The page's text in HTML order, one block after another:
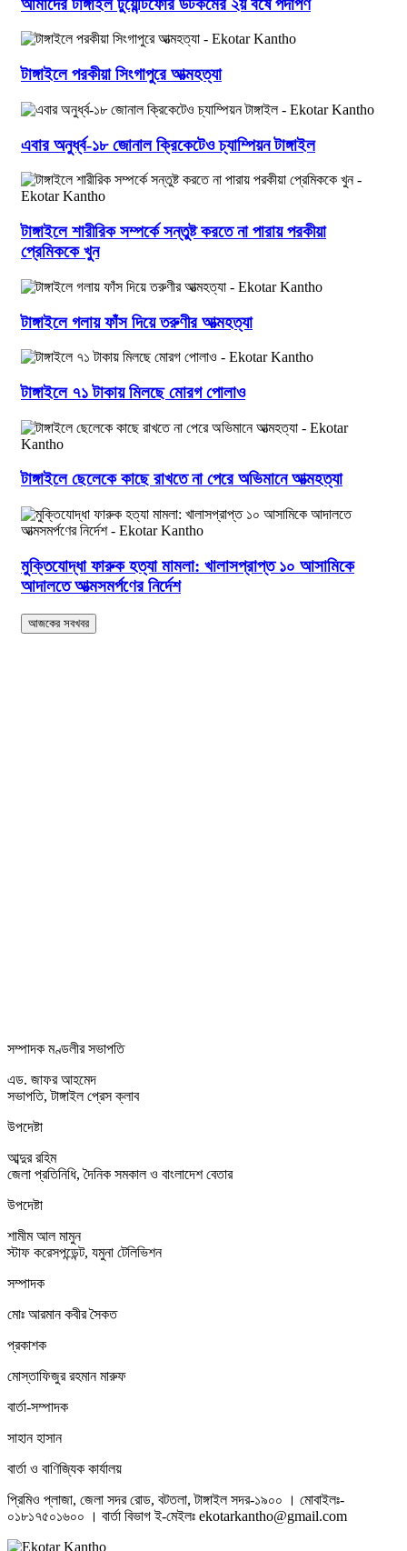
আমাদের টাঙ্গাইল টুয়েন্টিফোর ডটকমের ২য় বর্ষে পদার্পণ
টাঙ্গাইলে পরকীয়া সিংগাপুরে আত্মহত্যা
এবার অনুর্ধ্ব-১৮ জোনাল ক্রিকেটেও চ্যাম্পিয়ন টাঙ্গাইল
টাঙ্গাইলে শারীরিক সম্পর্কে সন্তুষ্ট করতে না পারায় পরকীয়া
প্রেমিককে খুন
টাঙ্গাইলে গলায় ফাঁস দিয়ে তরুণীর আত্মহত্যা
টাঙ্গাইলে ৭১ টাকায় মিলছে মোরগ পোলাও
টাঙ্গাইলে ছেলেকে কাছে রাখতে না পেরে অভিমানে আত্মহত্যা
মুক্তিযোদ্ধা ফারুক হত্যা মামলা: খালাসপ্রাপ্ত ১০ আসামিকে
আদালতে আত্মসমর্পণের নির্দেশ
সম্পাদক মণ্ডলীর সভাপতি
এড. জাফর আহমেদ
সভাপতি, টাঙ্গাইল প্রেস ক্লাব
উপদেষ্টা
আব্দুর রহিম
জেলা প্রতিনিধি, দৈনিক সমকাল ও বাংলাদেশ বেতার
উপদেষ্টা
শামীম আল মামুন
স্টাফ করেসপন্ডেন্ট, যমুনা টেলিভিশন
সম্পাদক
মোঃ আরমান কবীর সৈকত
প্রকাশক
মোস্তাফিজুর রহমান মারুফ
বার্তা-সম্পাদক
সাহান হাসান
বার্তা ও বাণিজ্যিক কার্যালয়
প্রিমিও প্লাজা, জেলা সদর রোড, বটতলা, টাঙ্গাইল সদর-১৯০০ । মোবাইলঃ-
০১৮১৭৫০১৬০০ । বার্তা বিভাগ ই-মেইলঃ ekotarkantho@gmail.com